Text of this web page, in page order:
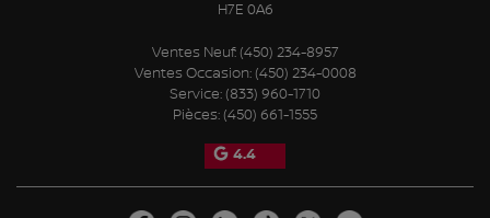
H7E 0A6
Ventes Neuf: (450) 234-8957
Ventes Occasion: (450) 234-0008
Service: (833) 960-1710
Pièces: (450) 661-1555
4.4